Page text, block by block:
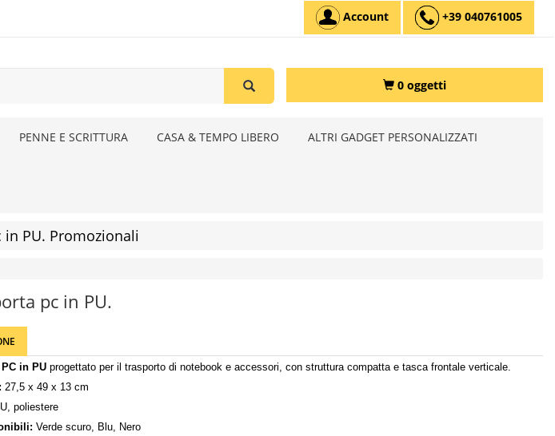
Account +39 040761005
0 oggetti
PENNE E SCRITTURA CASA & TEMPO LIBERO ALTRI GADGET PERSONALIZZATI
PU. Promozionali
pc in PU.
in PU progettato per il trasporto di notebook e accessori, con struttura compatta e tasca frontale verticale.
27,5 x 49 x 13 cm
poliestere
Verde scuro, Blu, Nero